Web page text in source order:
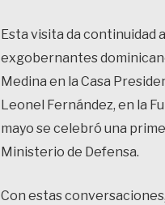
Esta visita da
exgobernantes
Medina en la Casa
Leonel Fernández, en la
mayo se celebró una
Ministerio de Defensa.
Con estas